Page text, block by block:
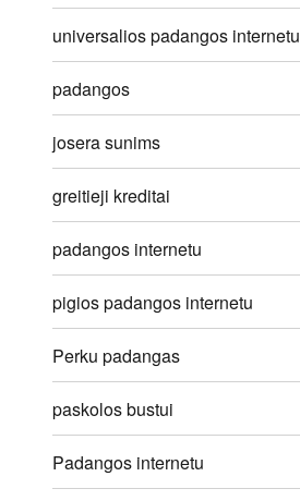
universalios padangos internetu
padangos
josera sunims
greitieji kreditai
padangos internetu
pigios padangos internetu
Perku padangas
paskolos bustui
Padangos internetu